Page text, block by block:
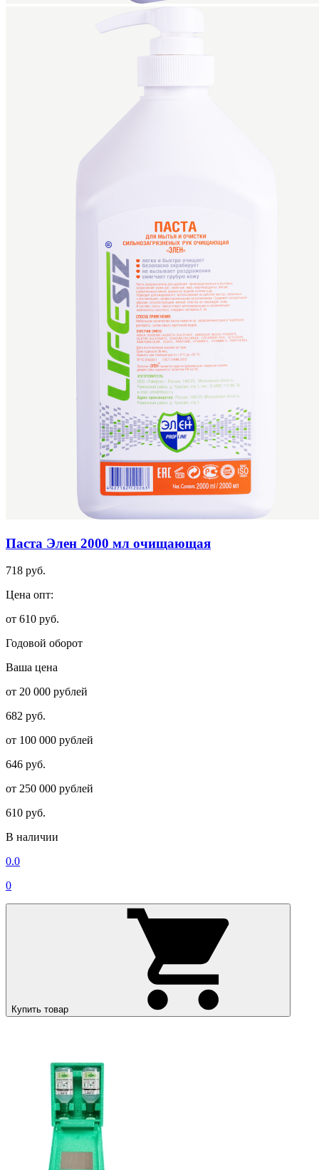
Паста Элен 2000 мл очищающая
718 руб.
Цена опт:
от 610 руб.
Годовой оборот
Ваша цена
от 20 000 рублей
682 руб.
от 100 000 рублей
646 руб.
от 250 000 рублей
610 руб.
В наличии
0.0
0
Купить товар